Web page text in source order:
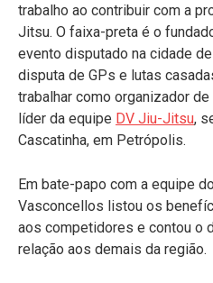
trabalho ao contribuir com a
Jitsu. O faixa-preta é o
evento disputado na cidade
disputa de GPs e lutas
trabalhar como organizador
líder da equipe DV Jiu-Jitsu,
Cascatinha, em Petrópolis.
Em bate-papo com a equipe
Vasconcellos listou os
aos competidores e contou o
relação aos demais da região.